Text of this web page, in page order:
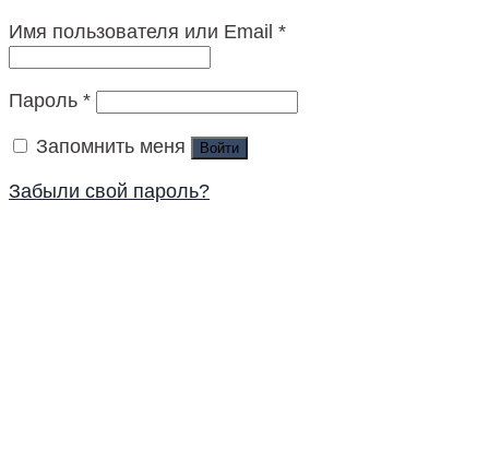
Имя пользователя или Email *
Пароль *
Запомнить меня
Войти
Забыли свой пароль?